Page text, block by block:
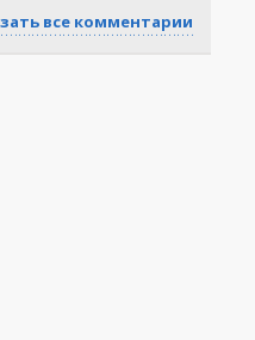
все комментарии